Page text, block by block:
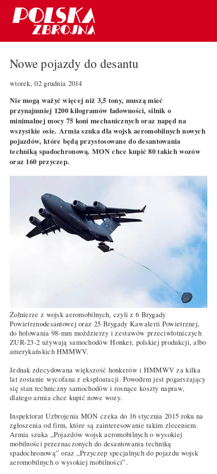
Nowe pojazdy do desantu
wtorek, 02 grudnia 2014
Nie mogą ważyć więcej niż 3,5 tony, muszą mieć
przynajmniej 1200 kilogramów ładowności, silnik o
minimalnej mocy 75 koni mechanicznych oraz napęd na
wszystkie osie. Armia szuka dla wojsk aeromobilnych nowych
pojazdów, które będą przystosowane do desantowania
techniką spadochronową. MON chce kupić 80 takich wozów
oraz 160 przyczep.
Żołnierze z wojsk aeromobilnych, czyli z 6 Brygady
Powietrznodesantowej oraz 25 Brygady Kawalerii Powietrznej,
do holowania 98-mm moździerzy i zestawów przeciwlotniczych
ZUR-23-2 używają samochodów Honker, polskiej produkcji, albo
amerykańskich HMMWV.
Jednak zdecydowana większość honkerów i HMMWV za kilka
lat zostanie wycofana z eksploatacji. Powodem jest pogarszający
się stan techniczny samochodów i rosnące koszty napraw,
dlatego armia chce kupić nowe wozy.
Inspektorat Uzbrojenia MON czeka do 16 stycznia 2015 roku na
zgłoszenia od firm, które są zainteresowanie takim zleceniem.
Armia szuka „Pojazdów wojsk aeromobilnych o wysokiej
mobilności przeznaczonych do desantowania techniką
spadochronową” oraz „Przyczep specjalnych do pojazdu wojsk
aeromobilnych o wysokiej mobilności”.